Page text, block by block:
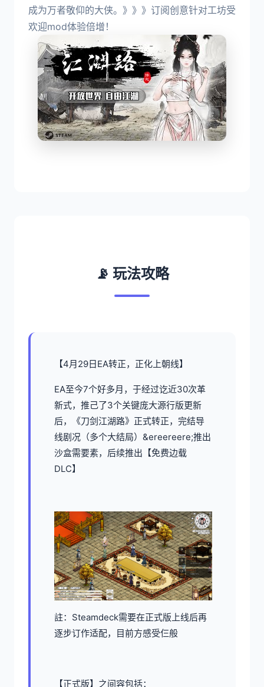
成为万者敬仰的大侠。》》》订阅创意针对工坊受
欢迎mod体验倍增！
📡 玩法攻略
【4月29日EA转正，正化上朝线】
EA至今7个好多月，于经过讫近30次革
新式，推己了3个关键庞大源行版更新
后，《刀剑江湖路》正式转正，完结导
线剧况（多个大结局）&ereereere;推出
沙盒需要素，后续推出【免费边载
DLC】
註：Steamdeck需要在正式版上线后再
逐步订作适配，目前方感受仨般
【正式版】之间容包括：